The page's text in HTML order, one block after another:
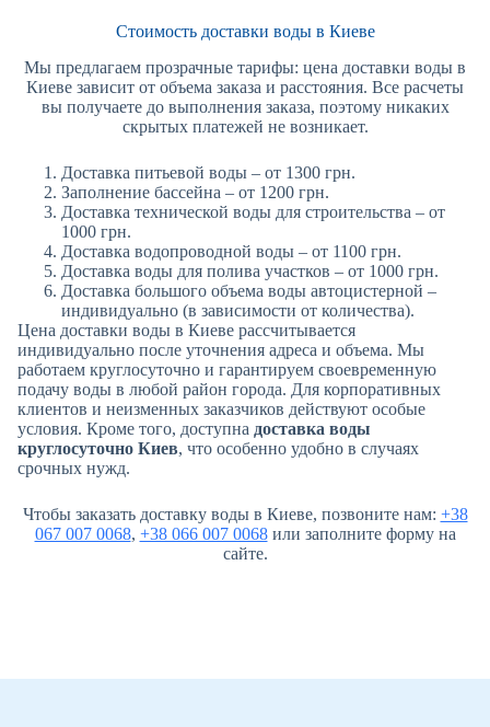
Стоимость доставки воды в Киеве
Мы предлагаем прозрачные тарифы: цена доставки воды в
Киеве зависит от объема заказа и расстояния. Все расчеты
вы получаете до выполнения заказа, поэтому никаких
скрытых платежей не возникает.
Доставка питьевой воды – от 1300 грн.
Заполнение бассейна – от 1200 грн.
Доставка технической воды для строительства – от
1000 грн.
Доставка водопроводной воды – от 1100 грн.
Доставка воды для полива участков – от 1000 грн.
Доставка большого объема воды автоцистерной –
индивидуально (в зависимости от количества).
Цена доставки воды в Киеве рассчитывается
индивидуально после уточнения адреса и объема. Мы
работаем круглосуточно и гарантируем своевременную
подачу воды в любой район города. Для корпоративных
клиентов и неизменных заказчиков действуют особые
условия. Кроме того, доступна доставка воды
круглосуточно Киев, что особенно удобно в случаях
срочных нужд.
Чтобы заказать доставку воды в Киеве, позвоните нам: +38
067 007 0068, +38 066 007 0068или заполните форму на
сайте.